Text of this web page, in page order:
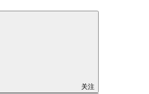
关注